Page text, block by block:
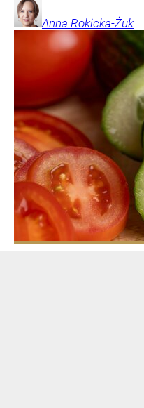
Anna Rokicka-Żuk